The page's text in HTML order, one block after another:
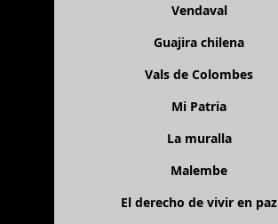
Vendaval
Guajira chilena
Vals de Colombes
Mi Patria
La muralla
Malembe
El derecho de vivir en paz